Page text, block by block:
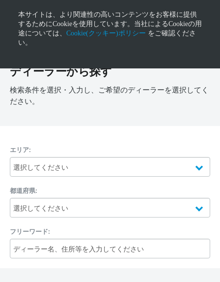
ディーラーから探す
検索条件を選択・入力し、ご希望のディーラーを選択してく
ださい。
エリア:
都道府県:
フリーワード:
本サイトは、より関連性の高いコンテンツをお客様に提供
するためにCookieを使用しています。当社によるCookieの用
途については、 Cookie(クッキー)ポリシー をご確認くださ
い。